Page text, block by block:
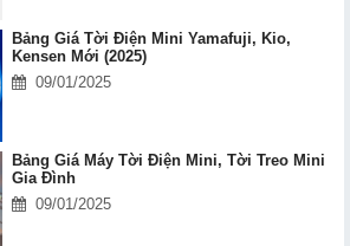
Bảng Giá Tời Điện Mini Yamafuji, Kio,
Kensen Mới (2025)
09/01/2025
Bảng Giá Máy Tời Điện Mini, Tời Treo Mini
Gia Đình
09/01/2025